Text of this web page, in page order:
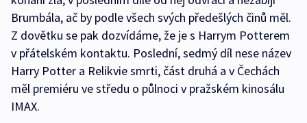
Brumbála, ač by podle všech svých předešlých činů měl.
Z dovětku se pak dozvídáme, že je s Harrym Potterem
v přátelském kontaktu. Poslední, sedmý díl nese název
Harry Potter a Relikvie smrti, část druhá a v Čechách
měl premiéru ve středu o půlnoci v pražském kinosálu
IMAX.